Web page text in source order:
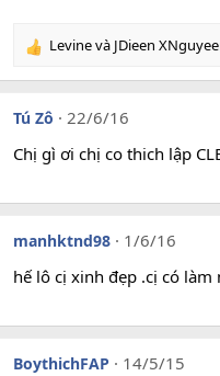
R
c
i
Levinevà JDieen
Tú Zô
22/6/16
Chị gì ơi chị co thich lập
manhktnd98
1/6/16
hế lô cị xinh đẹp .cị có làm
BoythichFAP
14/5/15